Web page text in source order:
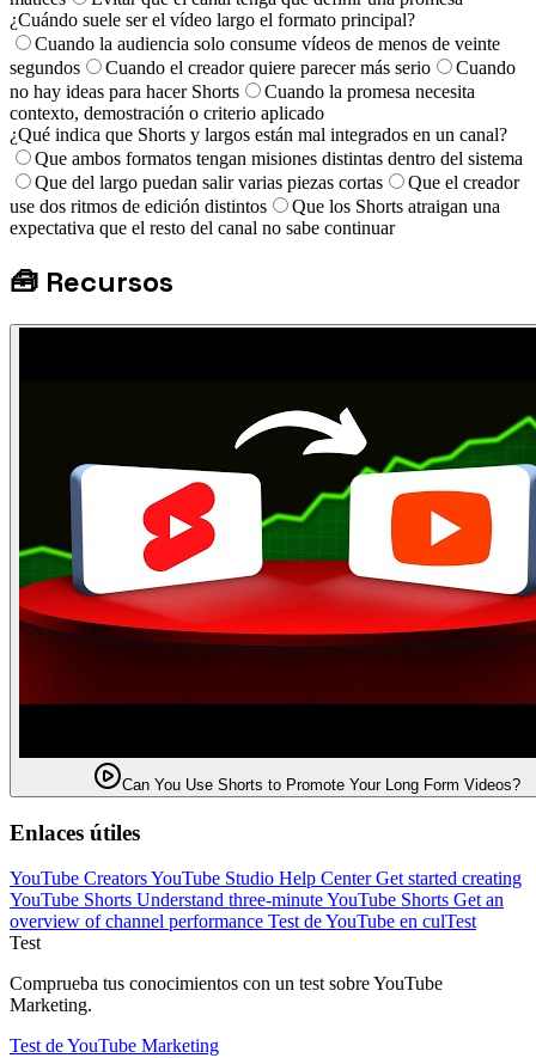
¿Cuándo suele ser el vídeo largo el formato principal?
Cuando la audiencia solo consume vídeos de menos de veinte
segundos
Cuando el creador quiere parecer más serio
Cuando
no hay ideas para hacer Shorts
Cuando la promesa necesita
contexto, demostración o criterio aplicado
¿Qué indica que Shorts y largos están mal integrados en un canal?
Que ambos formatos tengan misiones distintas dentro del sistema
Que del largo puedan salir varias piezas cortas
Que el creador
use dos ritmos de edición distintos
Que los Shorts atraigan una
expectativa que el resto del canal no sabe continuar
🧰 Recursos
Can You Use Shorts to Promote Your Long Form Videos?
Enlaces útiles
YouTube CreatorsYouTube Studio Help CenterGet started creating
YouTube Shorts Understand three-minute YouTube Shorts Get an
overview of channel performance Test de YouTube en culTest
Test
Comprueba tus conocimientos con un test sobre YouTube
Marketing.
Test de YouTube Marketing